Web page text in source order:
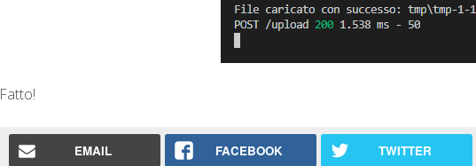
Fatto!
EMAIL FACEBOOK TWITTER